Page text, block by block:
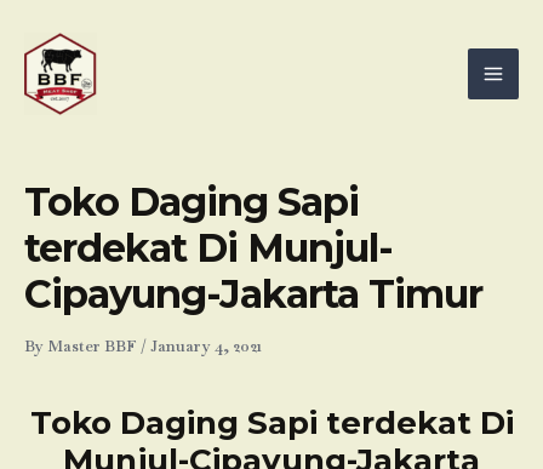
content
Toko Daging Sapi
terdekat Di Munjul-
Cipayung-Jakarta Timur
By Master BBF /January 4, 2021
Toko Daging Sapi terdekat Di
Munjul-Cipayung-Jakarta